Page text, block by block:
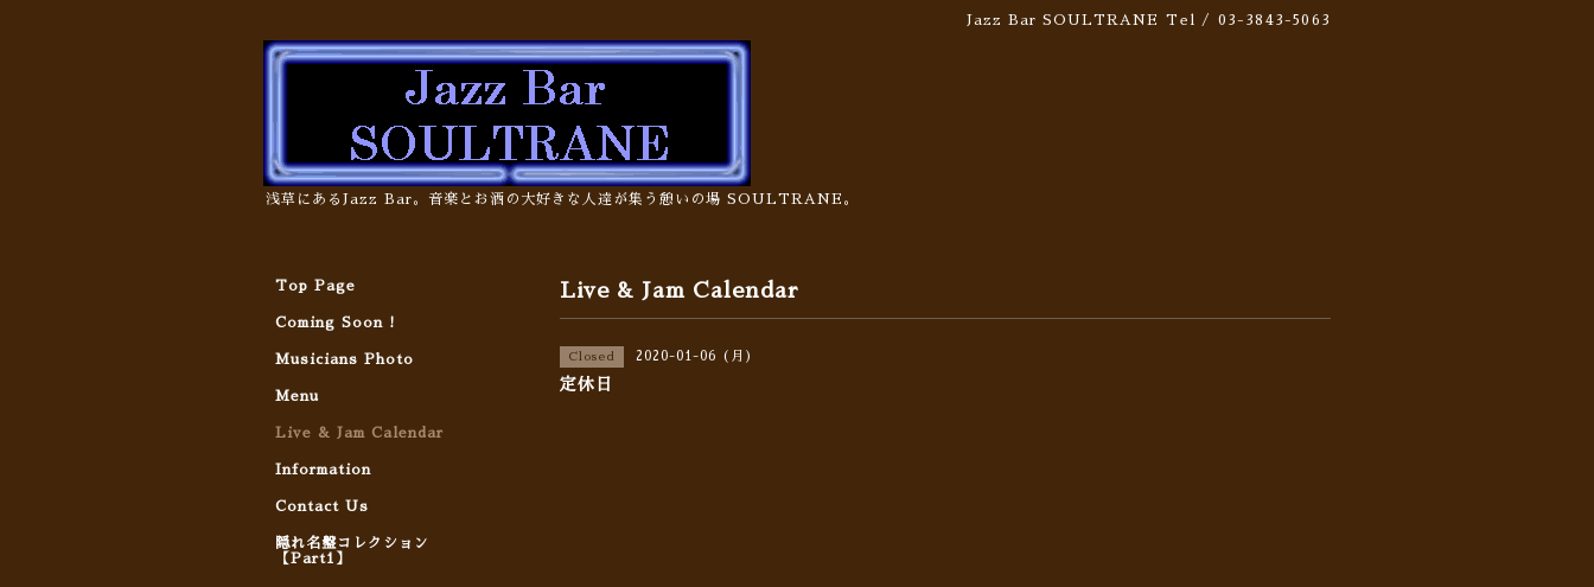
Jazz Bar SOULTRANE Tel / 03-3843-5063
浅草にあるJazz Bar。音楽とお酒の大好きな人達が集う憩いの場 SOULTRANE。
Live & Jam Calendar
Closed 2020-01-06 (月)
定休日
Top Page
Coming Soon !
Musicians Photo
Menu
Live & Jam Calendar
Information
Contact Us
隠れ名盤コレクション
【Part1】